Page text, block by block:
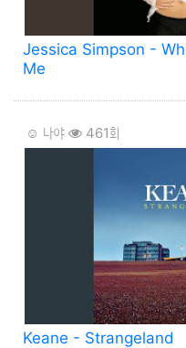
Jessica Simpson -
Me
☺️ 나야 461회
Keane - Strangeland